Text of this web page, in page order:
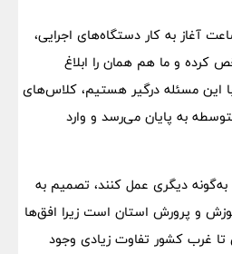
آغاز به کار دستگاه‌های اجرایی،
کرده و ما هم همان را ابلاغ
این مسئله درگیر هستیم، کلاس‌های
به پایان می‌رسد و وارد
دیگری عمل کنند، تصمیم به
و پرورش استان است زیرا افق‌ها
غرب کشور تفاوت زیادی وجود